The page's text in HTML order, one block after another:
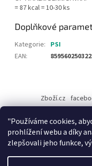
"Používáme cookies,
prohlížení webu a díky
zlepšovali jeho funkce,
= 87 kcal = 10-30 ks
Doplňkové
Kategorie: PSI
EAN:
p
Zboží.cz
KRMIVA